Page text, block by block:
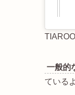
一般的
ている